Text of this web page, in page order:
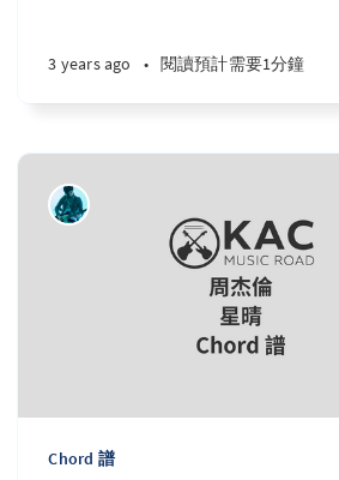
3 years ago • 閱讀預計需要1分鐘
Chord 譜